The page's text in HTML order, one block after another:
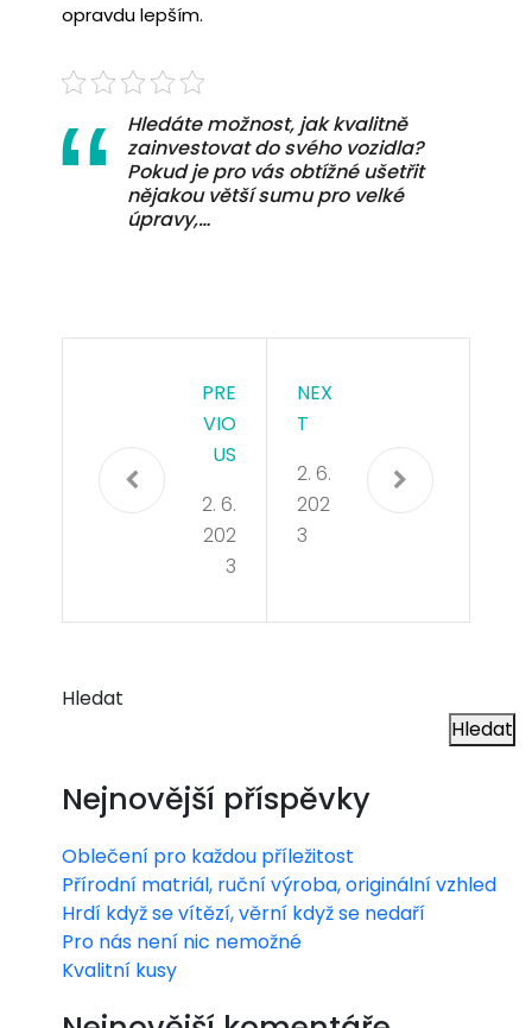
opravdu lepším.
Hledáte možnost, jak kvalitně
zainvestovat do svého vozidla?
Pokud je pro vás obtížné ušetřit
nějakou větší sumu pro velké
úpravy,…
PRE
VIO
US
2. 6.
202
3
NEX
T
2. 6.
202
3
Hledat
Hledat
Nejnovější příspěvky
Oblečení pro každou příležitost
Přírodní matriál, ruční výroba, originální vzhled
Hrdí když se vítězí, věrní když se nedaří
Pro nás není nic nemožné
Kvalitní kusy